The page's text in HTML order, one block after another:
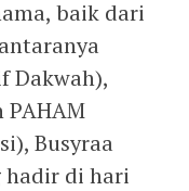
baik dari
Dakwah),
PAHAM
Busyraa
hadir di hari